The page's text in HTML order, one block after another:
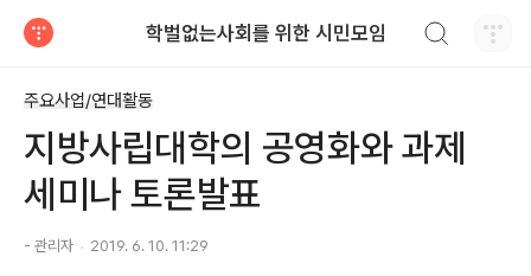
학벌없는사회를 위한 시민모임
주요사업/연대활동
지방사립대학의 공영화와 과제
세미나 토론발표
- 관리자 2019. 6. 10. 11:29